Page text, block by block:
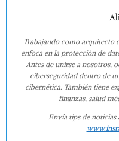
Trabajando como arquitecto
enfoca en la protección de
Antes de unirse a nosotros,
ciberseguridad dentro de
cibernética. También tiene
finanzas, salud
Envía tips de noticias